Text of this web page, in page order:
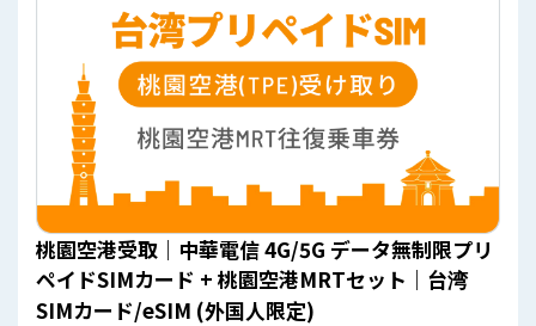
桃園空港受取｜中華電信 4G/5G データ無制限プリ
ペイドSIMカード + 桃園空港MRTセット｜台湾
SIMカード/eSIM (外国人限定)